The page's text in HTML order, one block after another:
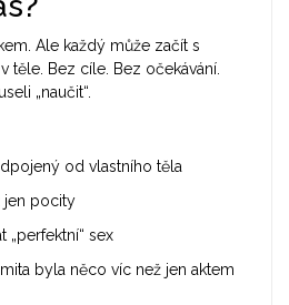
Ale každý může začít s
těle. Bez cíle. Bez očekávání.
„naučit“.
od vlastního těla
jen pocity
„perfektní“ sex
byla něco víc než jen aktem